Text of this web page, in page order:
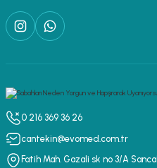
0 216 369 36 26
cantekin@evomed.com.tr
Fatih Mah. Gazali sk no 3/A